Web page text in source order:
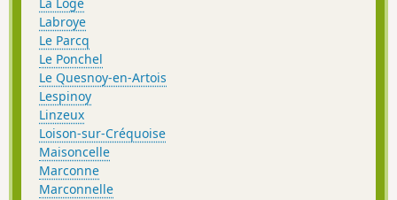
Labroye
Le Parcq
Le Ponchel
Le Quesnoy-en-Artois
Lespinoy
Linzeux
Loison-sur-Créquoise
Maisoncelle
Marconne
Marconnelle